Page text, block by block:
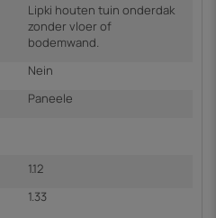
Lipki houten tuin onderdak
zonder vloer of
bodemwand.
Nein
Paneele
1.12
1.33